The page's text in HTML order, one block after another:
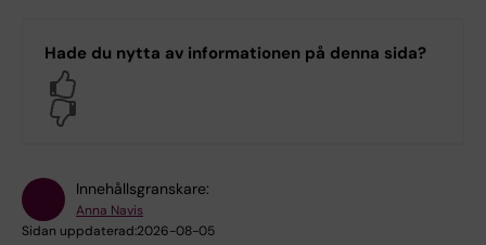
Hade du nytta av informationen på denna sida?
Innehållsgranskare:
Anna Navis
Sidan uppdaterad:2026-08-05